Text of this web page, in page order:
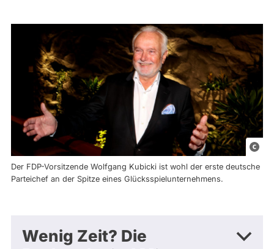
p
i
Der FDP-Vorsitzende Wolfgang Kubicki ist wohl der erste deutsche
Parteichef an der Spitze eines Glücksspielunternehmens.
Wenig Zeit? Die